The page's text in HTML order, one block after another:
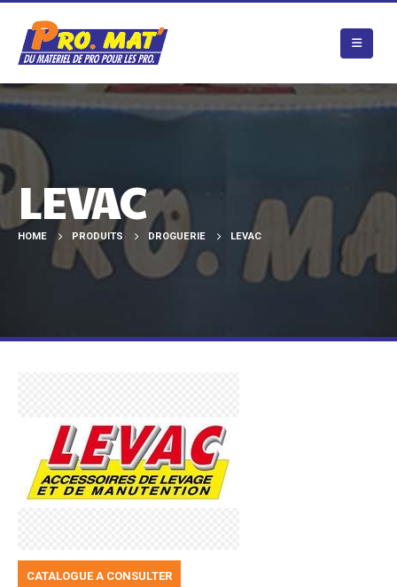
LEVAC
HOME PRODUITS DROGUERIE LEVAC
CATALOGUE A CONSULTER